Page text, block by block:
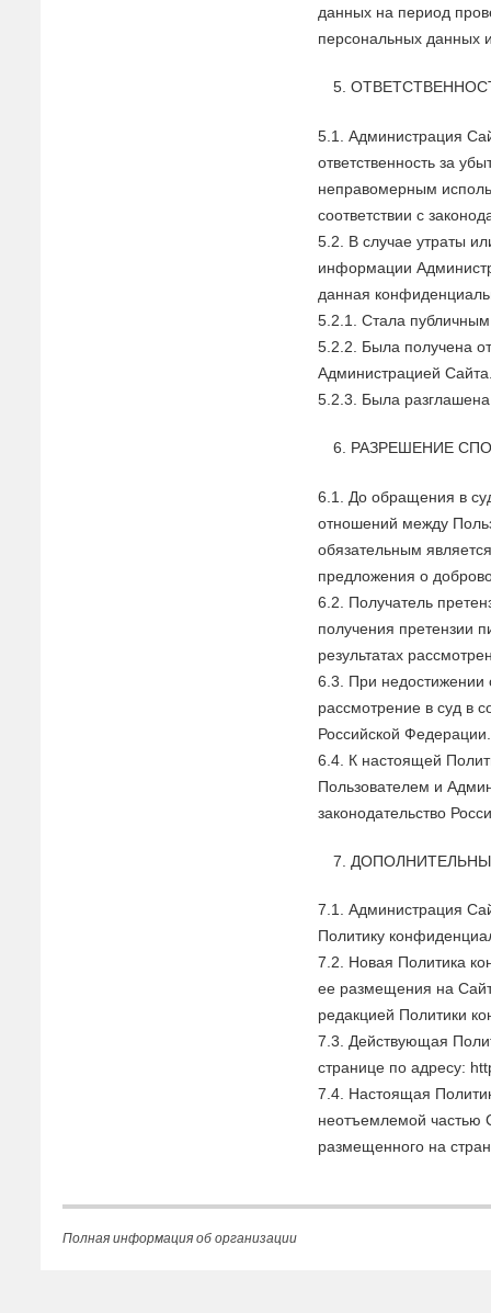
данных на период
персональных данных
5.1. Администрация
ответственность за
неправомерным
соответствии с
5.2. В случае утраты
информации
данная
5.2.1. Стала
5.2.2. Была получена
Администрацией
5.2.3. Была
РАЗРЕШЕНИЕ
6.1. До обращения в
отношений между
обязательным
предложения о
6.2. Получатель
получения претензии
результатах
6.3. При недостижении
рассмотрение в суд в
Российской Федерации.
6.4. К настоящей
Пользователем и
законодательство
7.1. Администрация
Политику
7.2. Новая Политика
ее размещения на
редакцией Политики
7.3. Действующая
странице по адресу:
7.4. Настоящая
неотъемлемой частью
размещенного на
Полная информация об организации